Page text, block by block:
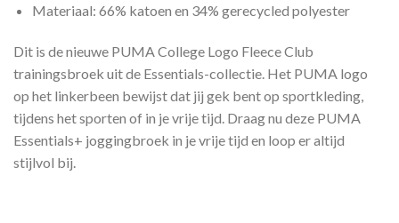
Materiaal: 66% katoen en 34% gerecycled polyester
Dit is de nieuwe PUMA College Logo Fleece Club
trainingsbroek uit de Essentials-collectie. Het PUMA logo
op het linkerbeen bewijst dat jij gek bent op sportkleding,
tijdens het sporten of in je vrije tijd. Draag nu deze PUMA
Essentials+ joggingbroek in je vrije tijd en loop er altijd
stijlvol bij.